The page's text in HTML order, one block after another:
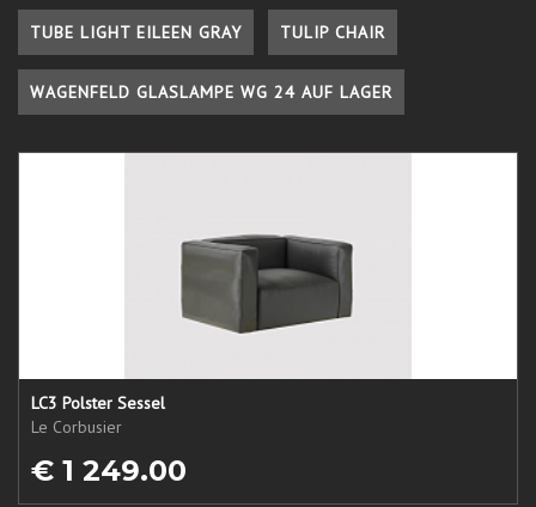
TUBE LIGHT EILEEN GRAY TULIP CHAIR
WAGENFELD GLASLAMPE WG 24 AUF LAGER
LC3 Polster Sessel
Le Corbusier
€ 1 249.00